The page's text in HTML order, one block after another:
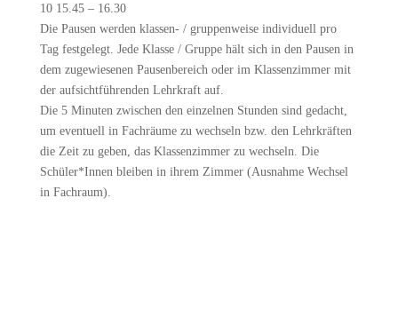
10 15.45 – 16.30
Die Pausen werden klassen- / gruppenweise individuell pro
Tag festgelegt. Jede Klasse / Gruppe hält sich in den Pausen in
dem zugewiesenen Pausenbereich oder im Klassenzimmer mit
der aufsichtführenden Lehrkraft auf.
Die 5 Minuten zwischen den einzelnen Stunden sind gedacht,
um eventuell in Fachräume zu wechseln bzw. den Lehrkräften
die Zeit zu geben, das Klassenzimmer zu wechseln. Die
Schüler*Innen bleiben in ihrem Zimmer (Ausnahme Wechsel
in Fachraum).